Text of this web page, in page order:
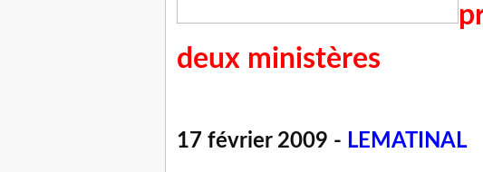
deux ministères
17 février 2009 - LEMATINAL